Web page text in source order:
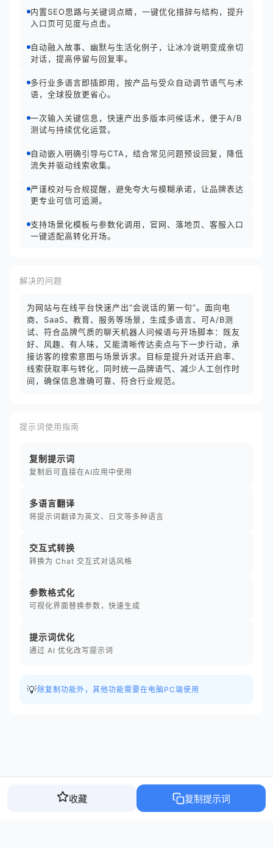
内置SEO思路与关键词点睛，一键优化措辞与结构，提升
入口页可见度与点击。
自动融入故事、幽默与生活化例子，让冰冷说明变成亲切
对话，提高停留与回复率。
多行业多语言即插即用，按产品与受众自动调节语气与术
语，全球投放更省心。
一次输入关键信息，快速产出多版本问候话术，便于A/B
测试与持续优化运营。
自动嵌入明确引导与CTA，结合常见问题预设回复，降低
流失并驱动线索收集。
严谨校对与合规提醒，避免夸大与模糊承诺，让品牌表达
更专业可信可追溯。
支持场景化模板与参数化调用，官网、落地页、客服入口
一键适配高转化开场。
解决的问题
为网站与在线平台快速产出“会说话的第一句”。面向电
商、SaaS、教育、服务等场景，生成多语言、可A/B测
试、符合品牌气质的聊天机器人问候语与开场脚本：既友
好、风趣、有人味，又能清晰传达卖点与下一步行动，承
接访客的搜索意图与场景诉求。目标是提升对话开启率、
线索获取率与转化，同时统一品牌语气、减少人工创作时
间，确保信息准确可靠、符合行业规范。
提示词使用指南
复制提示词
复制后可直接在AI应用中使用
多语言翻译
将提示词翻译为英文、日文等多种语言
交互式转换
转换为 Chat 交互式对话风格
参数格式化
可视化界面替换参数，快速生成
提示词优化
通过 AI 优化改写提示词
💡 除复制功能外，其他功能需要在电脑PC端使用
收藏 复制提示词